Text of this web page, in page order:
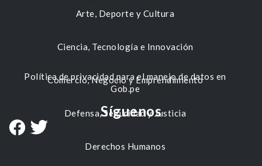
Arte, Deporte y Cultura
Ciencia, Tecnología e Innovación
Comercio, Negocio y Emprendimiento
Defensa, Seguridad y Justicia
Derechos Humanos
Política de privacidad para el manejo de datos en
Gob.pe
Síguenos